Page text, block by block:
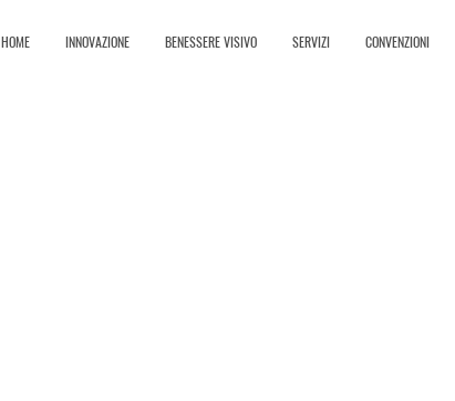
HOME INNOVAZIONE BENESSERE VISIVO SERVIZI CONVENZIONI